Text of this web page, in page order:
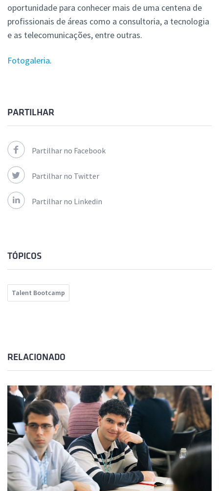
oportunidade para conhecer mais de uma centena de
profissionais de áreas como a consultoria, a tecnologia
e as telecomunicações, entre outras.
Fotogaleria.
PARTILHAR
Partilhar no Facebook
Partilhar no Twitter
Partilhar no Linkedin
TÓPICOS
Talent Bootcamp
RELACIONADO